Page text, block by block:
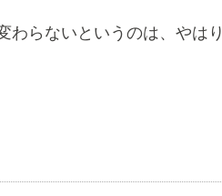
わらないというのは、やはり